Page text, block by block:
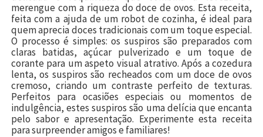
merengue com a riqueza do doce de ovos. Esta receita,
feita com a ajuda de um robot de cozinha, é ideal para
quem aprecia doces tradicionais com um toque especial.
O processo é simples: os suspiros são preparados com
claras batidas, açúcar pulverizado e um toque de
corante para um aspeto visual atrativo. Após a cozedura
lenta, os suspiros são recheados com um doce de ovos
cremoso, criando um contraste perfeito de texturas.
Perfeitos para ocasiões especiais ou momentos de
indulgência, estes suspiros são uma delícia que encanta
pelo sabor e apresentação. Experimente esta receita
para surpreender amigos e familiares!